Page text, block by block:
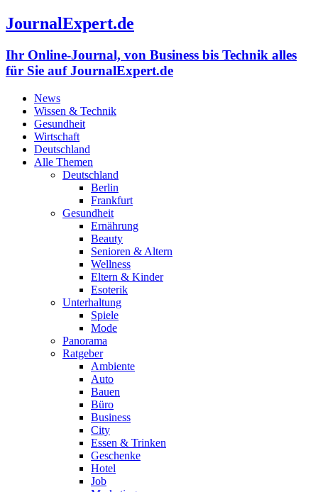
JournalExpert.de
Ihr Online-Journal, von Business bis Technik alles
für Sie auf JournalExpert.de
News
Wissen & Technik
Gesundheit
Wirtschaft
Deutschland
Alle Themen
Deutschland
Berlin
Frankfurt
Gesundheit
Ernährung
Beauty
Senioren & Altern
Wellness
Eltern & Kinder
Esoterik
Unterhaltung
Spiele
Mode
Panorama
Ratgeber
Ambiente
Auto
Bauen
Büro
Business
City
Essen & Trinken
Geschenke
Hotel
Job